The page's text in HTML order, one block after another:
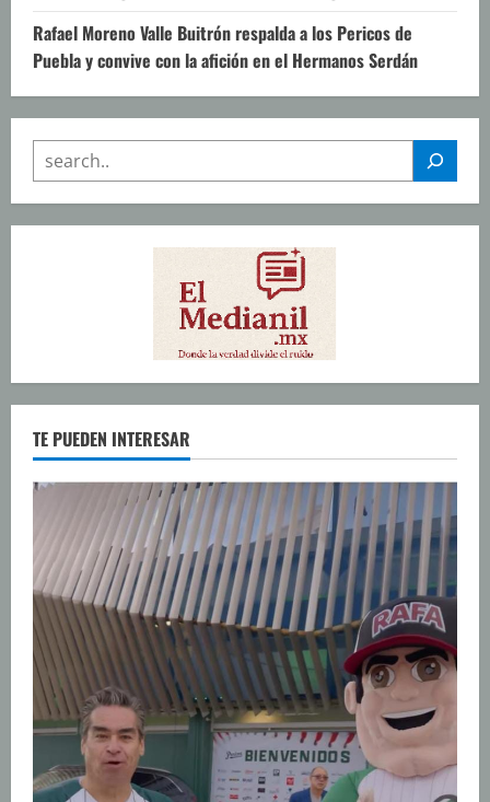
Rafael Moreno Valle Buitrón respalda a los Pericos de
Puebla y convive con la afición en el Hermanos Serdán
SEARCH
TE PUEDEN INTERESAR